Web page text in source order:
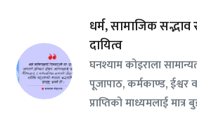
धर्म, सामाजिक सद्भाव
दायित्व
घनश्याम कोइराला
पूजापाठ, कर्मकाण्ड, ईश्वर
प्राप्तिको माध्यमलाई मात्र